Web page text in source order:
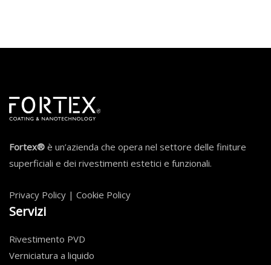
Fortex® è un’azienda che opera nel settore delle finiture
superficiali e dei rivestimenti estetici e funzionali.
Privacy Policy | Cookie Policy
Servizi
Rivestimento PVD
Verniciatura a liquido